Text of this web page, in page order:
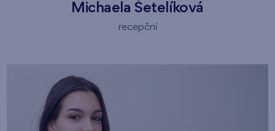
Michaela Šetelíková
recepční